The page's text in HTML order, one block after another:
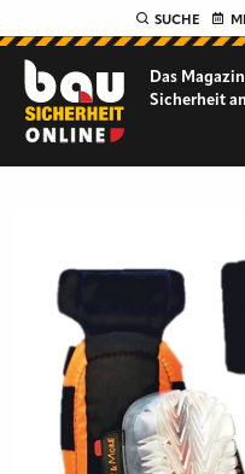
SUCHE
Das
Sicherheit